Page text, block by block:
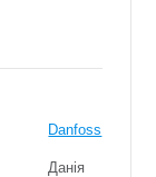
Danfoss
Данія